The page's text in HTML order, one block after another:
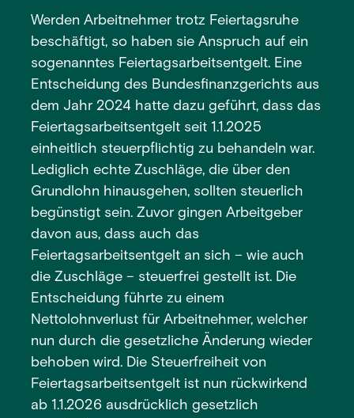
Werden Arbeitnehmer trotz Feiertagsruhe
beschäftigt, so haben sie Anspruch auf ein
sogenanntes Feiertagsarbeitsentgelt. Eine
Entscheidung des Bundesfinanzgerichts aus
dem Jahr 2024 hatte dazu geführt, dass das
Feiertagsarbeitsentgelt seit 1.1.2025
einheitlich steuerpflichtig zu behandeln war.
Lediglich echte Zuschläge, die über den
Grundlohn hinausgehen, sollten steuerlich
begünstigt sein. Zuvor gingen Arbeitgeber
davon aus, dass auch das
Feiertagsarbeitsentgelt an sich – wie auch
die Zuschläge – steuerfrei gestellt ist. Die
Entscheidung führte zu einem
Nettolohnverlust für Arbeitnehmer, welcher
nun durch die gesetzliche Änderung wieder
behoben wird. Die Steuerfreiheit von
Feiertagsarbeitsentgelt ist nun rückwirkend
ab 1.1.2026 ausdrücklich gesetzlich